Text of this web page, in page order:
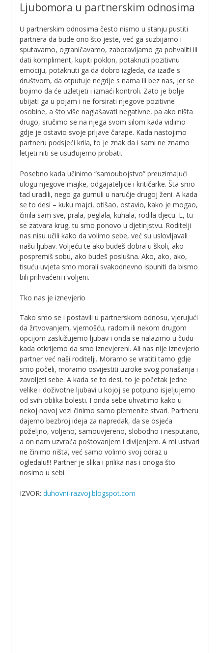
Ljubomora u partnerskim odnosima
U partnerskim odnosima često nismo u stanju pustiti
partnera da bude ono što jeste, već ga suzbijamo i
sputavamo, ograničavamo, zaboravljamo ga pohvaliti ili
dati kompliment, kupiti poklon, potaknuti pozitivnu
emociju, potaknuti ga da dobro izgleda, da izađe s
društvom, da otputuje negdje s nama ili bez nas, jer se
bojimo da će uzletjeti i izmaći kontroli. Zato je bolje
ubijati ga u pojam i ne forsirati njegove pozitivne
osobine, a što više naglašavati negativne, pa ako ništa
drugo, sručimo se na njega svom silom kada vidimo
gdje je ostavio svoje prljave čarape. Kada nastojimo
partneru podsjeći krila, to je znak da i sami ne znamo
letjeti niti se usuđujemo probati.
Posebno kada učinimo “samoubojstvo” preuzimajući
ulogu njegove majke, odgajateljice i kritičarke. Šta smo
tad uradili, nego ga gurnuli u naručje drugoj ženi. A kada
se to desi – kuku majci, otišao, ostavio, kako je mogao,
činila sam sve, prala, peglala, kuhala, rodila djecu. E, tu
se zatvara krug, tu smo ponovo u djetinjstvu. Roditelji
nas nisu učili kako da volimo sebe, već su uslovljavali
našu ljubav. Voljeću te ako budeš dobra u školi, ako
pospremiš sobu, ako budeš poslušna. Ako, ako, ako,
tisuću uvjeta smo morali svakodnevno ispuniti da bismo
bili prihvaćeni i voljeni.
Tko nas je iznevjerio
Tako smo se i postavili u partnerskom odnosu, vjerujući
da žrtvovanjem, vjernošću, radom ili nekom drugom
opcijom zaslužujemo ljubav i onda se nalazimo u čudu
kada otkrijemo da smo iznevjereni. Ali nas nije iznevjerio
partner već naši roditelji. Moramo se vratiti tamo gdje
smo počeli, moramo osvijestiti uzroke svog ponašanja i
zavoljeti sebe. A kada se to desi, to je početak jedne
velike i doživotne ljubavi u kojoj se potpuno isjeljujemo
od svih oblika bolesti. I onda sebe uhvatimo kako u
nekoj novoj vezi činimo samo plemenite stvari. Partneru
dajemo bezbroj ideja za napredak, da se osjeća
poželjno, voljeno, samouvjereno, slobodno i nesputano,
a on nam uzvraća poštovanjem i divljenjem. A mi ustvari
ne činimo ništa, već samo volimo svoj odraz u
ogledalu!!! Partner je slika i prilika nas i onoga što
nosimo u sebi.
IZVOR: duhovni-razvoj.blogspot.com